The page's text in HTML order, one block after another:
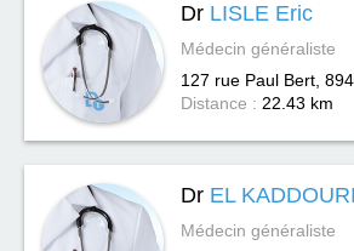
Dr LISLE Eric
Médecin généraliste
127 rue Paul Bert,
Distance : 22.43 km
Dr EL
Médecin généraliste